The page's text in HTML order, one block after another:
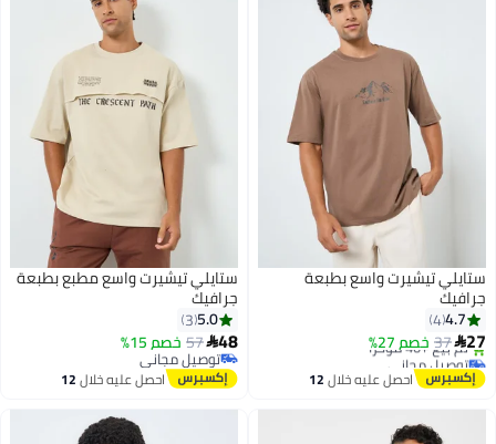
ستايلي تيشيرت واسع بطبعة
جرافيك
4.7
4
27
37 خصم 27%
توصيل مجاني
بتخلّص بسرعة
تم بيع +40 مؤخرًا
احصل عليه خلال12
ستايلي تيشيرت واسع مطبع بطبعة
جرافيك
5.0
3
48
57 خصم 15%
توصيل مجاني
توصيل مجانياحصل عليه خلال12